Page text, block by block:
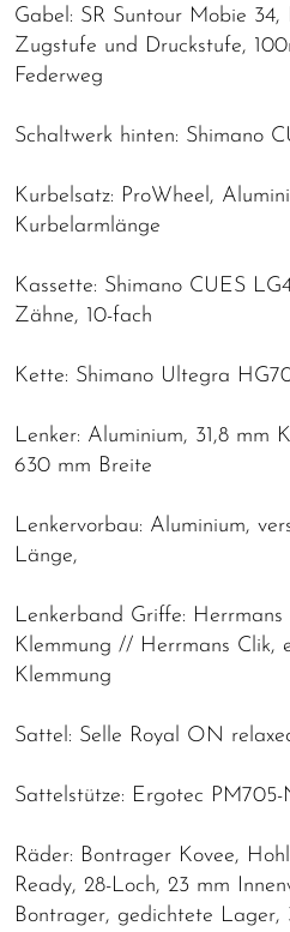
Gabel: SR Suntour Mobie
Zugstufe und Druckstufe,
Federweg
Schaltwerk hinten: Shimano
Kurbelsatz: ProWheel,
Kurbelarmlänge
Kassette: Shimano CUES
Zähne, 10-fach
Kette: Shimano Ultegra
Lenker: Aluminium, 31,8 mm
630 mm Breite
Lenkervorbau: Aluminium,
Länge,
Lenkerband Griffe:
Klemmung // Herrmans Clik,
Klemmung
Sattel: Selle Royal ON
Sattelstütze: Ergotec
Räder: Bontrager Kovee,
Ready, 28-Loch, 23 mm
Bontrager, gedichtete Lager,